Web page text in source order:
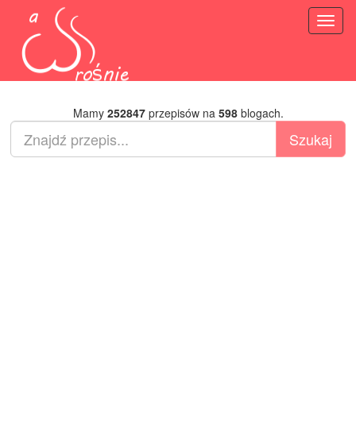
Mamy 252847przepisów na 598blogach.